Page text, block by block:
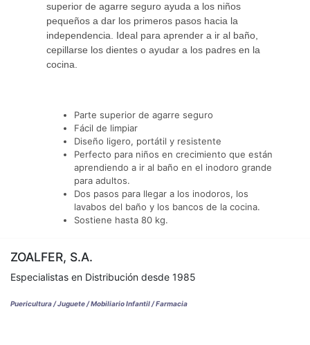
superior de agarre seguro ayuda a los niños
pequeños a dar los primeros pasos hacia la
independencia. Ideal para aprender a ir al baño,
cepillarse los dientes o ayudar a los padres en la
cocina.
Parte superior de agarre seguro
Fácil de limpiar
Diseño ligero, portátil y resistente
Perfecto para niños en crecimiento que están
aprendiendo a ir al baño en el inodoro grande
para adultos.
Dos pasos para llegar a los inodoros, los
lavabos del baño y los bancos de la cocina.
Sostiene hasta 80 kg.
ZOALFER, S.A.
Especialistas en Distribución desde 1985
Puericultura / Juguete / Mobiliario Infantil / Farmacia